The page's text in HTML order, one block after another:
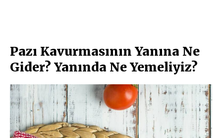
Pazı Kavurmasının Yanına Ne
Gider? Yanında Ne Yemeliyiz?